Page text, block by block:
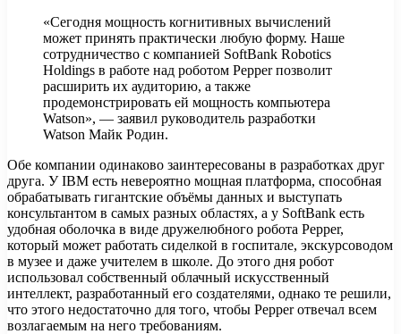
«Сегодня мощность когнитивных вычислений
может принять практически любую форму. Наше
сотрудничество с компанией SoftBank Robotics
Holdings в работе над роботом Pepper позволит
расширить их аудиторию, а также
продемонстрировать ей мощность компьютера
Watson», — заявил руководитель разработки
Watson Майк Родин.
Обе компании одинаково заинтересованы в разработках друг
друга. У IBM есть невероятно мощная платформа, способная
обрабатывать гигантские объёмы данных и выступать
консультантом в самых разных областях, а у SoftBank есть
удобная оболочка в виде дружелюбного робота Pepper,
который может работать сиделкой в госпитале, экскурсоводом
в музее и даже учителем в школе. До этого дня робот
использовал собственный облачный искусственный
интеллект, разработанный его создателями, однако те решили,
что этого недостаточно для того, чтобы Pepper отвечал всем
возлагаемым на него требованиям.